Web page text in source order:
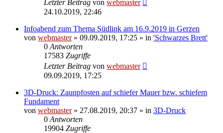
Letzter Beitrag von webmaster
24.10.2019, 22:46
Infoabend zum Thema Südlink am 16.9.2019 in Gerzen
von webmaster» 09.09.2019, 17:25 » in 'Schwarzes Brett'
0 Antworten
17583 Zugriffe
Letzter Beitrag von webmaster
09.09.2019, 17:25
3D-Druck: Zaunpfosten auf schiefer Mauer bzw. schiefem
Fundament
von webmaster» 27.08.2019, 20:37 » in 3D-Druck
0 Antworten
19904 Zugriffe